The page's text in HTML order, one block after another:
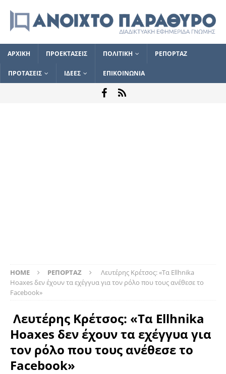
ΑΡΧΙΚΗ ΠΡΟΕΚΤΑΣΕΙΣ ΠΟΛΙΤΙΚΗ ΡΕΠΟΡΤΑΖ
ΠΡΟΤΑΣΕΙΣ ΙΔΕΕΣ ΕΠΙΚΟΙΝΩΝΙΑ
HOME ΡΕΠΟΡΤΑΖ
Λευτέρης Κρέτσος: «Τα Ellhnika
Hoaxes δεν έχουν τα εχέγγυα για τον ρόλο που τους ανέθεσε το
Facebook»
Λευτέρης Κρέτσος: «Τα Ellhnika
Hoaxes δεν έχουν τα εχέγγυα για
τον ρόλο που τους ανέθεσε το
Facebook»